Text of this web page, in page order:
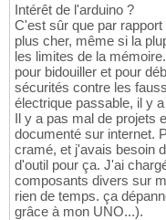
Intérêt de l'arduino ?
C'est sûr que par
plus cher, même si la
les limites de la
pour bidouiller et pour
sécurités contre les
électrique passable, il y
Il y a pas mal de projets
documenté sur internet.
cramé, et j'avais besoin
d'outil pour ça. J'ai
composants divers sur
rien de temps. ça
grâce à mon UNO...).